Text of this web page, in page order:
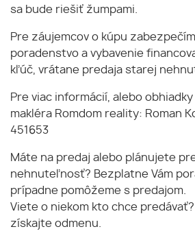
sa bude riešiť žumpami.
Pre záujemcov o kúpu
poradenstvo a vybavenie
kľúč, vrátane predaja starej
Pre viac informácií, alebo
makléra Romdom reality: Roman
451653
Máte na predaj alebo plánujete
nehnuteľnosť? Bezplatne Vám
prípadne pomôžeme s predajom.
Viete o niekom kto chce
získajte odmenu.